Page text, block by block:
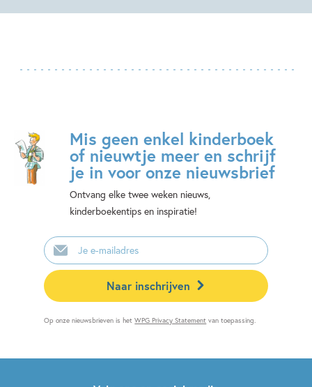
Mis geen enkel kinderboek
of nieuwtje meer en schrijf
je in voor onze nieuwsbrief
Ontvang elke twee weken nieuws,
kinderboekentips en inspiratie!
E-
mailadres
Naar inschrijven
Op onze nieuwsbrieven is hetWPG Privacy Statement van toepassing.